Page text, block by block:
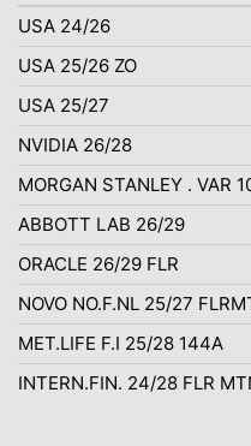
USA 24/26
USA 25/26 ZO
USA 25/27
NVIDIA 26/28
MORGAN STANLEY . VAR
ABBOTT LAB 26/29
ORACLE 26/29 FLR
NOVO NO.F.NL 25/27
MET.LIFE F.I 25/28 144A
INTERN.FIN. 24/28 FLR